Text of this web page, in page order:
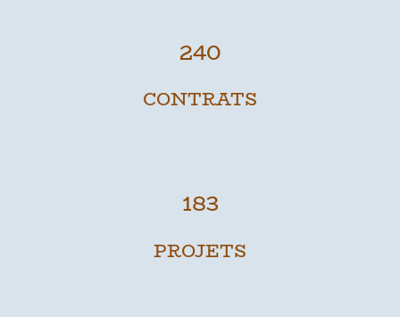
240
CONTRATS
183
PROJETS